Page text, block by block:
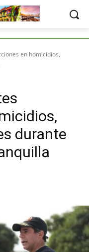
en homicidios,
durante